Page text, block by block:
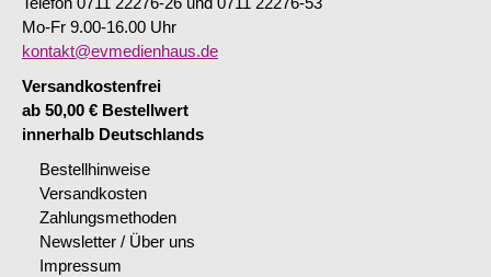
Mo-Fr 9.00-16.00 Uhr
kontakt@evmedienhaus.de
Versandkostenfrei
ab 50,00 € Bestellwert
innerhalb Deutschlands
Bestellhinweise
Versandkosten
Zahlungsmethoden
Newsletter / Über uns
Impressum